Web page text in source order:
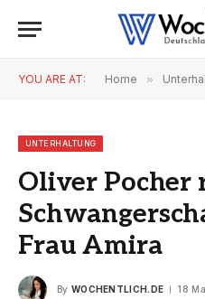
YOU ARE AT: Home »
UNTERHALTUNG
Oliver Pocher
Frau Amira
By WOCHENTLICH.DE 18